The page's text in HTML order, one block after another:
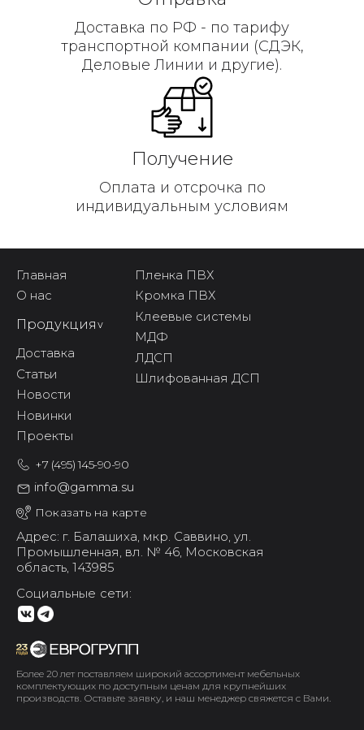
Доставка по РФ - по тарифу
транспортной компании (СДЭК,
Деловые Линии и другие).
Получение
Оплата и отсрочка по
индивидуальным условиям
Более 20 лет поставляем широкий ассортимент мебельных
комплектующих по доступным ценам для крупнейших
производств. Оставьте заявку, и наш менеджер свяжется с Вами.
Главная
О нас
Продукция^
Доставка
Статьи
Новости
Новинки
Проекты
Пленка ПВХ
Кромка ПВХ
Клеевые системы
МДФ
ЛДСП
Шлифованная ДСП
+7 (495) 145-90-90
info@gamma.su
Показать на карте
Адрес: г. Балашиха, мкр. Саввино, ул.
Промышленная, вл. № 46, Московская
область, 143985
Социальные сети: